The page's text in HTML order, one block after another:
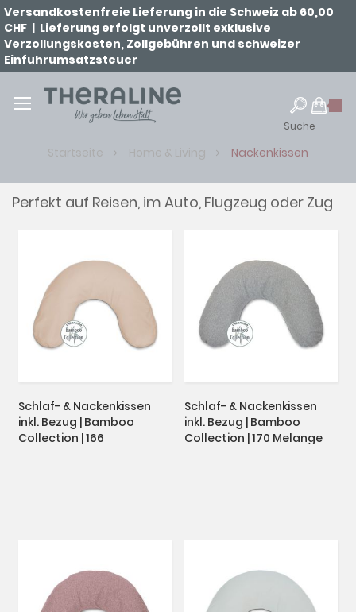
Versandkostenfreie Lieferung in die Schweiz ab 60,00
CHF | Lieferung erfolgt unverzollt exklusive
Verzollungskosten, Zollgebühren und schweizer
Einfuhrumsatzsteuer
Suche
Startseite Home & Living Nackenkissen
Perfekt auf Reisen, im Auto, Flugzeug oder Zug
Schlaf- & Nackenkissen
inkl. Bezug | Bamboo
Collection | 170 Melange
Schlaf- & Nackenkissen
inkl. Bezug | Bamboo
Collection | 166